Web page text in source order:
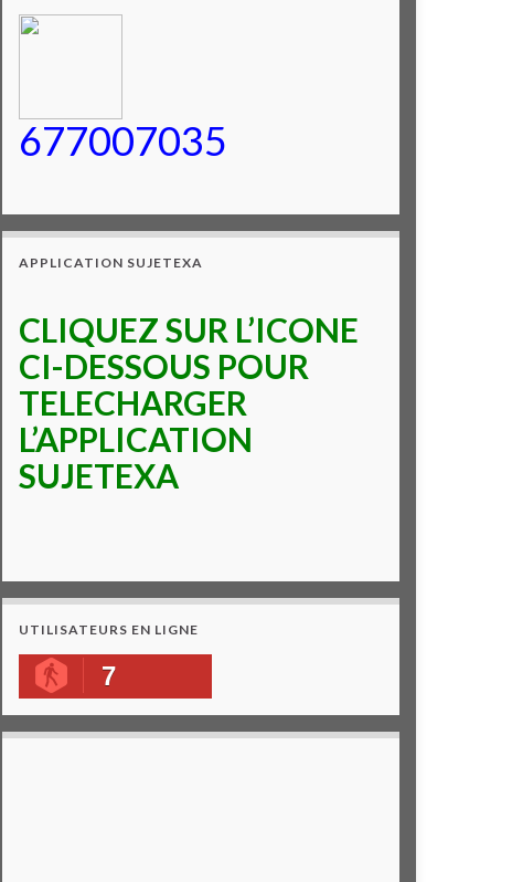
677007035
APPLICATION SUJETEXA
CLIQUEZ SUR L’ICONE
CI-DESSOUS POUR
TELECHARGER
L’APPLICATION
SUJETEXA
UTILISATEURS EN LIGNE
7